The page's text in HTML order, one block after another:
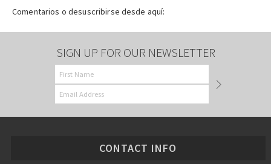
Comentarios o desuscribirse desde aquí:
SIGN UP FOR OUR NEWSLETTER
CONTACT INFO